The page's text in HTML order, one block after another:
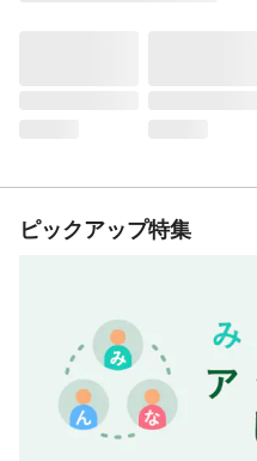
ピックアップ特集